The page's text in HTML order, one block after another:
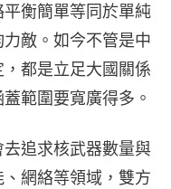
衡簡單等同於單純
敵。如今不管是中
都是立足大國關係
範圍要寬廣得多。
追求核武器數量與
網絡等領域，雙方